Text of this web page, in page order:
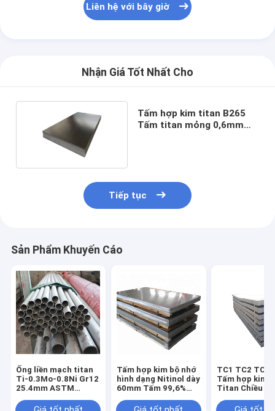
Liên hệ với bây giờ
Nhận Giá Tốt Nhất Cho
Tấm hợp kim titan B265
Tấm titan mỏng 0,6mm
Tiếp tục
Sản Phẩm Khuyến Cáo
Ống liền mạch titan
Ti-0.3Mo-0.8Ni Gr12
25.4mm ASTM
Tấm hợp kim bộ nhớ
hình dạng Nitinol dày
60mm Tấm 99,6%
TC1 TC2 TC3
Tấm hợp kim
Titan Chiều